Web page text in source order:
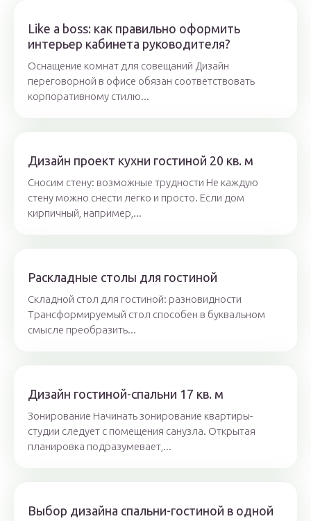
Like a boss: как правильно оформить
интерьер кабинета руководителя?
Оснащение комнат для совещаний Дизайн
переговорной в офисе обязан соответствовать
корпоративному стилю...
Дизайн проект кухни гостиной 20 кв. м
Сносим стену: возможные трудности Не каждую
стену можно снести легко и просто. Если дом
кирпичный, например,...
Раскладные столы для гостиной
Складной стол для гостиной: разновидности
Трансформируемый стол способен в буквальном
смысле преобразить...
Дизайн гостиной-спальни 17 кв. м
Зонирование Начинать зонирование квартиры-
студии следует с помещения санузла. Открытая
планировка подразумевает,...
Выбор дизайна спальни-гостиной в одной